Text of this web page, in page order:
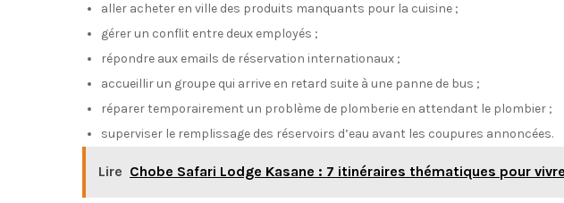
aller acheter en ville des produits manquants pour la cuisine ;
gérer un conflit entre deux employés ;
répondre aux emails de réservation internationaux ;
accueillir un groupe qui arrive en retard suite à une panne de bus ;
réparer temporairement un problème de plomberie en attendant le plombier ;
superviser le remplissage des réservoirs d’eau avant les coupures annoncées.
Lire Chobe Safari Lodge Kasane : 7 itinéraires thématiques pour